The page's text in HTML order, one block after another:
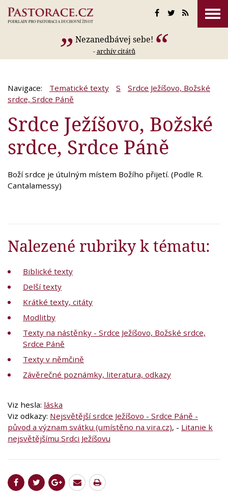
Nezanedbávej sebe!
-archív citátů
Navigace: Tematické texty S
Srdce Ježíšovo, Božské
srdce, Srdce Páně
Srdce Ježíšovo, Božské
srdce, Srdce Páně
Boží srdce je útulným místem Božího přijetí. (Podle R.
Cantalamessy)
Nalezené rubriky k tématu:
Biblické texty
Delší texty
Krátké texty, citáty
Modlitby
Texty na nástěnky - Srdce Ježíšovo, Božské srdce,
Srdce Páně
Texty v němčině
Závěrečné poznámky, literatura, odkazy
Viz hesla: láska
Viz odkazy: Nejsvětější srdce Ježíšovo - Srdce Páně -
původ a význam svátku (umístěno na vira.cz), - Litanie k
nejsvětějšímu Srdci Ježíšovu